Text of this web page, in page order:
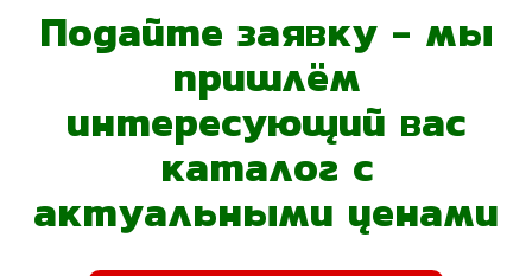
Подайте заявку - мы
пришлём
интересующий вас
каталог с
актуальными ценами